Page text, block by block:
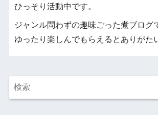
ひっそり活動中です。
ジャンル問わずの趣味ごった煮ブログ
ゆったり楽しんでもらえるとありがた